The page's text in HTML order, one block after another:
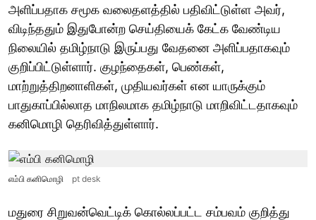
அளிப்பதாக சமூக வலைதளத்தில் பதிவிட்டுள்ள அவர்,
விடிந்ததும் இதுபோன்ற செய்தியைக் கேட்க வேண்டிய
நிலையில் தமிழ்நாடு இருப்பது வேதனை அளிப்பதாகவும்
குறிப்பிட்டுள்ளார். குழந்தைகள், பெண்கள்,
மாற்றுத்திறனாளிகள், முதியவர்கள் என யாருக்கும்
பாதுகாப்பில்லாத மாநிலமாக தமிழ்நாடு மாறிவிட்டதாகவும்
கனிமொழி தெரிவித்துள்ளார்.
எம்பி கனிமொழி pt desk
மதுரை சிறுவன்வெட்டிக் கொல்லப்பட்ட சம்பவம் குறித்து